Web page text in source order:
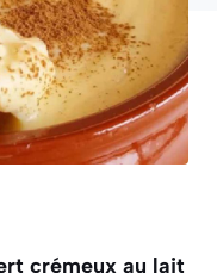
crémeux au lait